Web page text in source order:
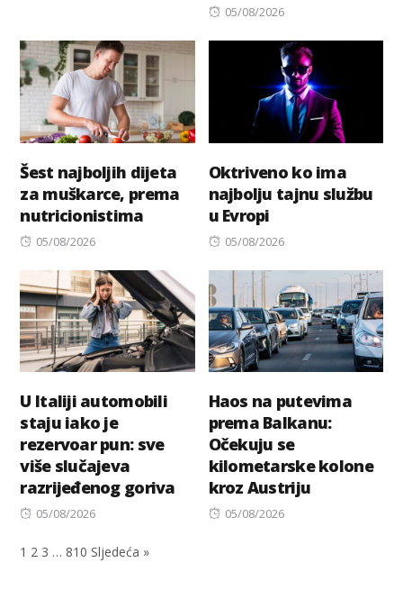
Posted
05/08/2026
Šest najboljih dijeta
za muškarce, prema
nutricionistima
Posted
05/08/2026
Oktriveno ko ima
najbolju tajnu službu
u Evropi
Posted
05/08/2026
U Italiji automobili
staju iako je
rezervoar pun: sve
više slučajeva
razrijeđenog goriva
Posted
05/08/2026
Haos na putevima
prema Balkanu:
Očekuju se
kilometarske kolone
kroz Austriju
Posted
05/08/2026
1 2 3 … 810 Sljedeća »